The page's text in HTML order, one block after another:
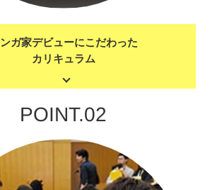
ガ家デビューにこだわった
カリキュラム
POINT.02